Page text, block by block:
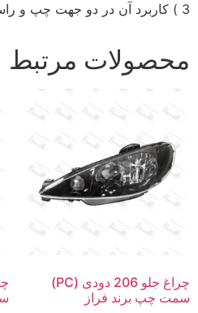
3 ) کاربرد آن در دو جهت چپ و راست
محصولات مرتبط
چراغ جلو 206 دودی (PC)
سمت چپ برند فراز